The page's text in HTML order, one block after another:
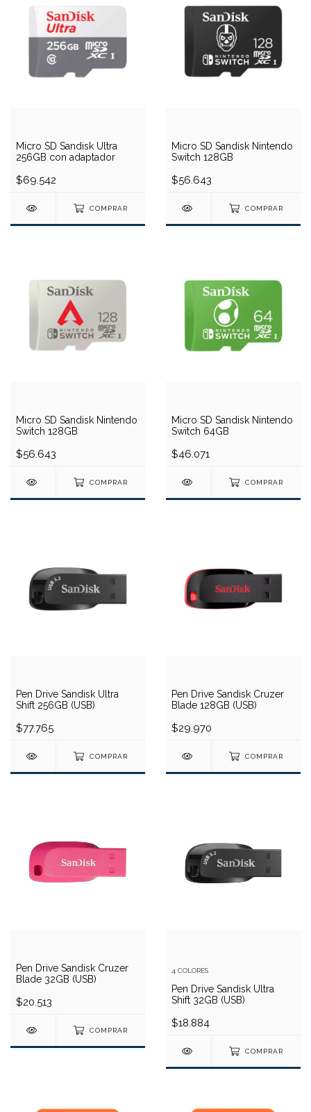
Micro SD Sandisk Ultra
256GB con adaptador
$69.542
COMPRAR
Micro SD Sandisk Nintendo
Switch 128GB
$56.643
COMPRAR
Micro SD Sandisk Nintendo
Switch 128GB
$56.643
COMPRAR
Micro SD Sandisk Nintendo
Switch 64GB
$46.071
COMPRAR
Pen Drive Sandisk Ultra
Shift 256GB (USB)
$77.765
COMPRAR
Pen Drive Sandisk Cruzer
Blade 128GB (USB)
$29.970
COMPRAR
Pen Drive Sandisk Cruzer
Blade 32GB (USB)
$20.513
COMPRAR
4 COLORES
Pen Drive Sandisk Ultra
Shift 32GB (USB)
$18.884
COMPRAR